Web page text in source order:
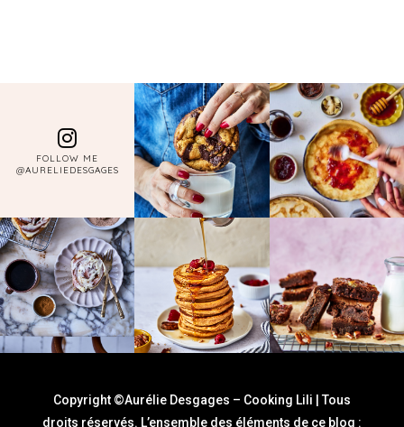
FOLLOW ME
@AURELIEDESGAGES
Copyright ©Aurélie Desgages – Cooking Lili | Tous
droits réservés. L’ensemble des éléments de ce blog :